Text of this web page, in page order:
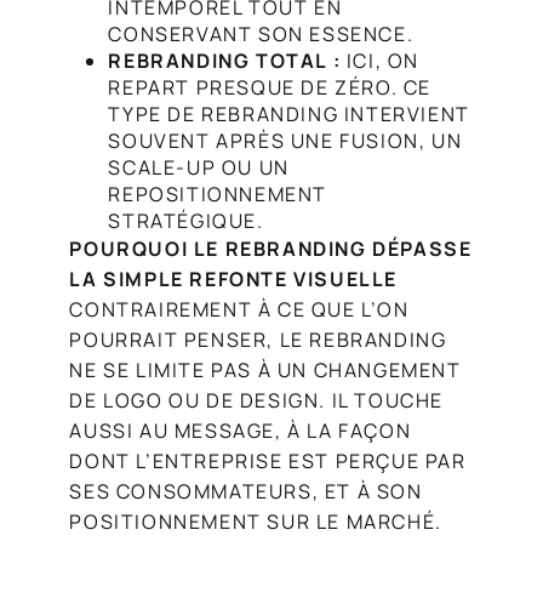
INTEMPOREL TOUT EN
CONSERVANT SON ESSENCE.
REBRANDING TOTAL : ICI, ON
REPART PRESQUE DE ZÉRO. CE
TYPE DE REBRANDING INTERVIENT
SOUVENT APRÈS UNE FUSION, UN
SCALE-UP OU UN
REPOSITIONNEMENT
STRATÉGIQUE.
POURQUOI LE REBRANDING DÉPASSE
LA SIMPLE REFONTE VISUELLE
CONTRAIREMENT À CE QUE L’ON
POURRAIT PENSER, LE REBRANDING
NE SE LIMITE PAS À UN CHANGEMENT
DE LOGO OU DE DESIGN. IL TOUCHE
AUSSI AU MESSAGE, À LA FAÇON
DONT L’ENTREPRISE EST PERÇUE PAR
SES CONSOMMATEURS, ET À SON
POSITIONNEMENT SUR LE MARCHÉ.